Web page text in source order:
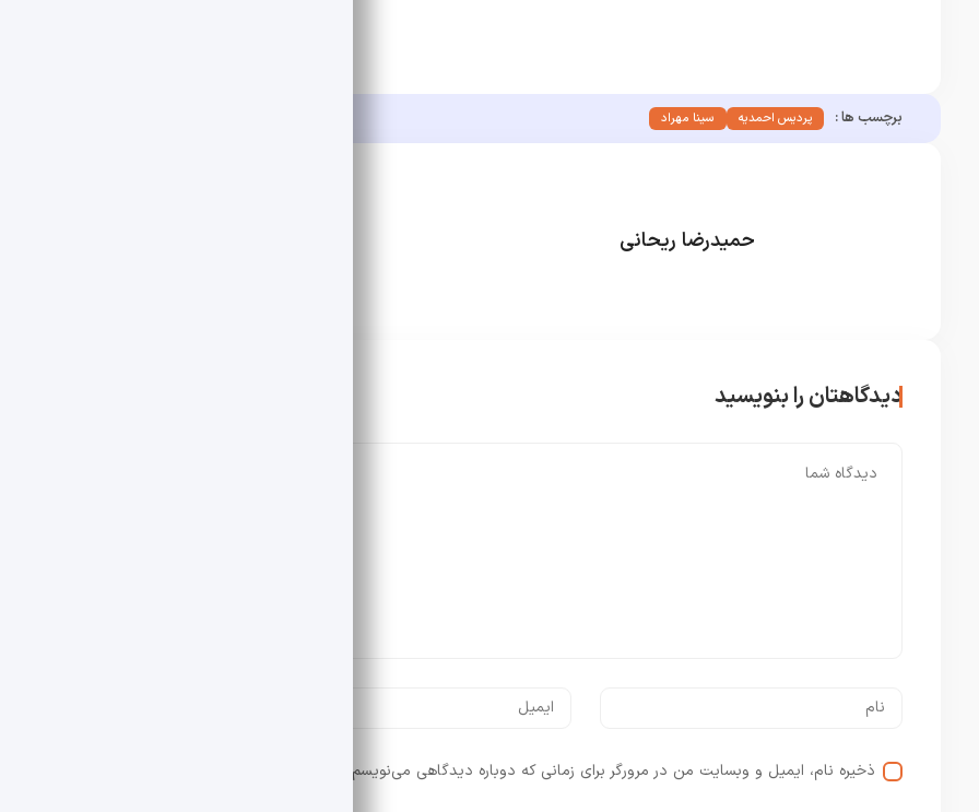
برچسب ها : پردیس احمدیه سینا مهراد
حمیدرضا ریحانی
دیدگاهتان را بنویسید
ذخیره نام، ایمیل و وبسایت من در مرورگر برای زمانی که دوباره دیدگاهی می‌نویسم.